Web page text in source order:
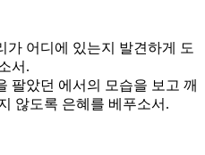
가 어디에 있는지 발견하게 도
서.
팔았던 에서의 모습을 보고 깨
않도록 은혜를 베푸소서.